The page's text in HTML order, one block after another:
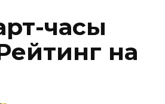
часы
на